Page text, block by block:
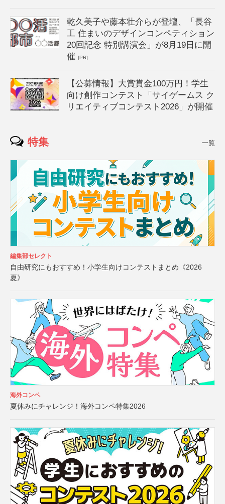
乾久美子や藤本壮介らが登壇、「長谷
工 住まいのデザインコンペティション
20回記念 特別講演会」が8月19日に開
催[PR]
【公募情報】大賞賞金100万円！学生
向け創作コンテスト「サイゲームス ク
リエイティブコンテスト2026」が開催
特集 一覧
編集部セレクト
自由研究にもおすすめ！小学生向けコンテストまとめ《2026
夏》
海外コンペ
夏休みにチャレンジ！海外コンペ特集2026